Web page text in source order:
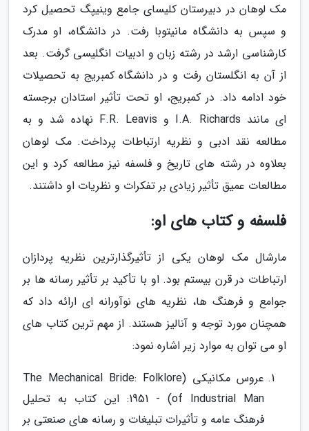
مک لوهان در دبیرستان کلیسای جامع وینیپگ تحصیل کرد
و سپس به دانشگاه مانیتوبا رفت. در دانشگاه، او مدرک
کارشناسی ارشد در رشته زبان و ادبیات انگلیسی گرفت. بعد
از آن به انگلستان رفت و در دانشگاه کمبریج به تحصیلات
خود ادامه داد. در کمبریج، او تحت تأثیر استادان برجسته
ای مانند I.A. Richards و F.R. Leavis نهاده شد و به
مطالعه نقد ادبی و نظریه ارتباطات پرداخت. مک لوهان
بعلاوه در رشته های تاریخ و فلسفه نیز مطالعه کرد و این
مطالعات عمیق تأثیر زیادی بر تفکرات و نظریات او داشتند.
فلسفه و کتاب های او:
مارشال مک لوهان یکی از تأثیرگذارترین نظریه پردازان
ارتباطات در قرن بیستم بود. او با تأکید بر تأثیر رسانه ها بر
جوامع و فرهنگ ها، نظریه های نوآورانه ای ارائه داد که
همچنان مورد توجه و آنالیز هستند. از مهم ترین کتاب های
او می توان به موارد زیر اشاره نمود:
عروس مکانیکی (The Mechanical Bride: Folklore
of Industrial Man) - 1951: این کتاب به تحلیل
فرهنگ عامه و تأثیرات تبلیغات و رسانه های صنعتی بر